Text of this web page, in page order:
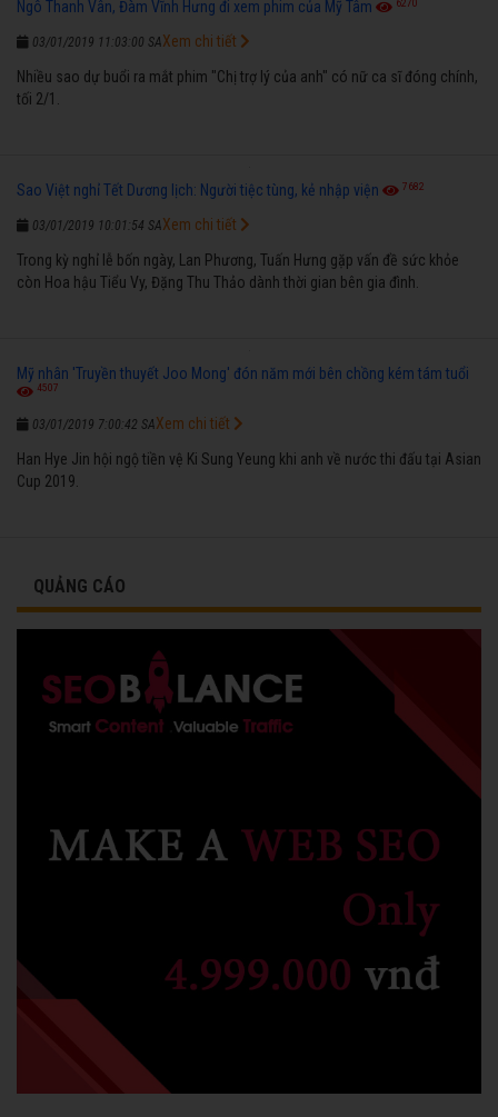
Ngô Thanh Vân, Đàm Vĩnh Hưng đi xem phim của Mỹ Tâm
03/01/2019 11:03:00 SA
Nhiều sao dự buổi ra mắt phim "Chị trợ lý của anh" có nữ ca sĩ đóng chính,
tối 2/1.
Xem chi tiết
Sao Việt nghỉ Tết Dương lịch: Người tiệc tùng, kẻ nhập viện 7682
03/01/2019 10:01:54 SA
Trong kỳ nghỉ lễ bốn ngày, Lan Phương, Tuấn Hưng gặp vấn đề sức khỏe
còn Hoa hậu Tiểu Vy, Đặng Thu Thảo dành thời gian bên gia đình.
Xem chi tiết
Mỹ nhân 'Truyền thuyết Joo Mong' đón năm mới bên chồng kém tám tuổi
4507
03/01/2019 7:00:42 SA
Han Hye Jin hội ngộ tiền vệ Ki Sung Yeung khi anh về nước thi đấu tại Asian
Cup 2019.
Xem chi tiết
QUẢNG CÁO